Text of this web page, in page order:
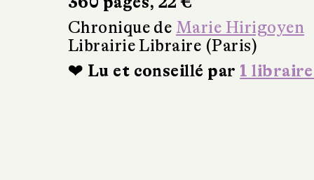
Chronique de Marie Hirigoyen
Librairie Libraire (Paris)
❤ Lu et conseillé par 1